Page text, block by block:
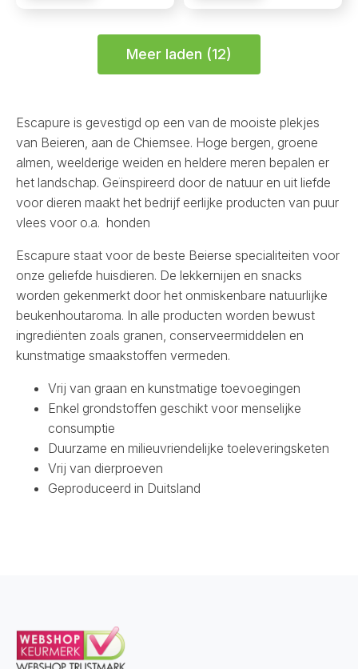
Meer laden (12)
Escapure is gevestigd op een van de mooiste plekjes
van Beieren, aan de Chiemsee. Hoge bergen, groene
almen, weelderige weiden en heldere meren bepalen er
het landschap. Geïnspireerd door de natuur en uit liefde
voor dieren maakt het bedrijf eerlijke producten van puur
vlees voor o.a. honden
Escapure staat voor de beste Beierse specialiteiten voor
onze geliefde huisdieren. De lekkernijen en snacks
worden gekenmerkt door het onmiskenbare natuurlijke
beukenhoutaroma. In alle producten worden bewust
ingrediënten zoals granen, conserveermiddelen en
kunstmatige smaakstoffen vermeden.
Vrij van graan en kunstmatige toevoegingen
Enkel grondstoffen geschikt voor menselijke
consumptie
Duurzame en milieuvriendelijke toeleveringsketen
Vrij van dierproeven
Geproduceerd in Duitsland